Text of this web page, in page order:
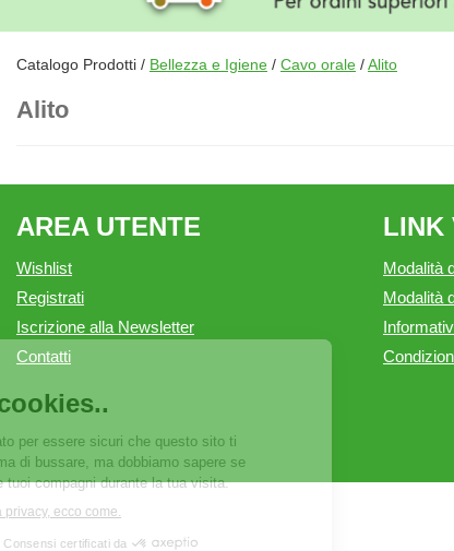
Catalogo Prodotti / Bellezza e Igiene / Cavo orale /Alito
Alito
AREA UTENTE
Wishlist
Registrati
Iscrizione alla Newsletter
Contatti
LINK
Modalità
Modalità